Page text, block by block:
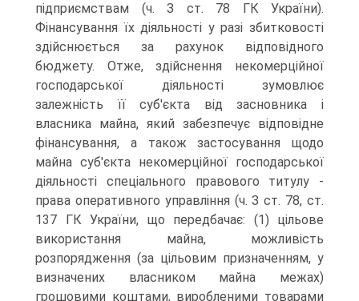
підприємствам (ч. З ст. 78 ГК України).
Фінансування їх діяльності у разі збитковості
здійснюється за рахунок відповідного
бюджету. Отже, здійснення некомерційної
господарської діяльності зумовлює
залежність її суб'єкта від засновника і
власника майна, який забезпечує відповідне
фінансування, а також застосування щодо
майна суб'єкта некомерційної господарської
діяльності спеціального правового титулу -
права оперативного управління (ч. З ст. 78, ст.
137 ГК України, що передбачає: (1) цільове
використання майна, можливість
розпорядження (за цільовим призначенням, у
визначених власником майна межах)
грошовими коштами, виробленими товарами